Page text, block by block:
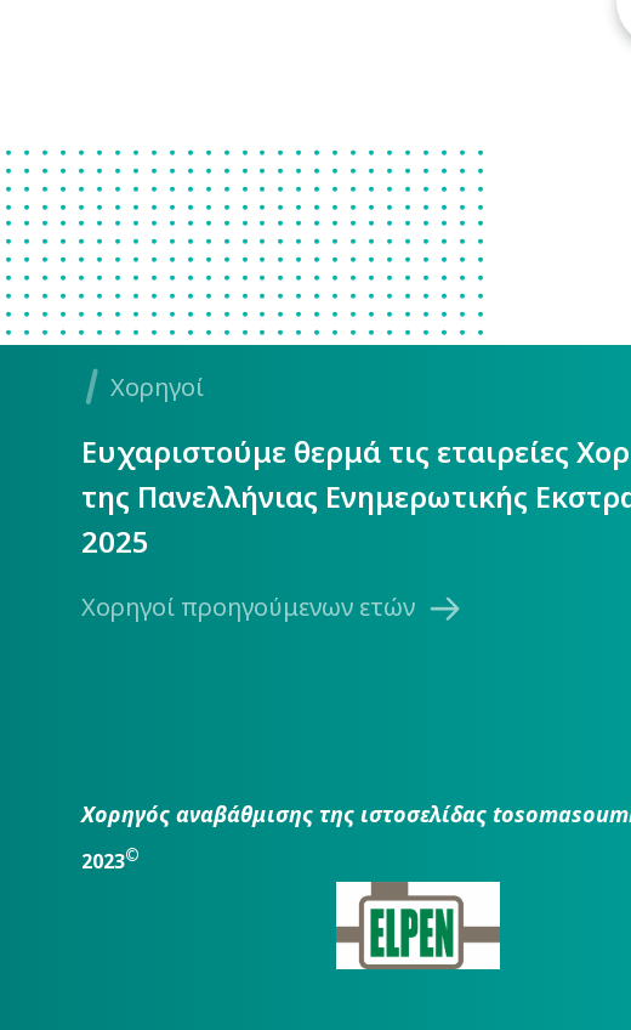
Χορηγοί
Ευχαριστούμε θερμά τις εταιρείες
της Πανελλήνιας Ενημερωτικής
2025
Χορηγοί προηγούμενων ετών
Χορηγός αναβάθμισης της ιστοσελίδας
2023©